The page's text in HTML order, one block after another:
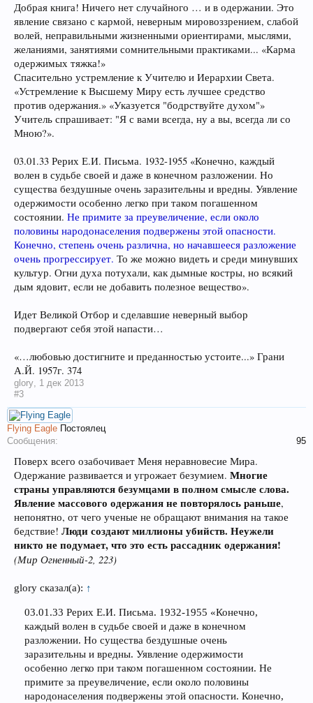
Добрая книга! Ничего нет случайного … и в одержании. Это
явление связано с кармой, неверным мировоззрением, слабой
волей, неправильными жизненными ориентирами, мыслями,
желаниями, занятиями сомнительными практиками... «Карма
одержимых тяжка!»
Спасительно устремление к Учителю и Иерархии Света.
«Устремление к Высшему Миру есть лучшее средство
против одержания.» «Указуется "бодрствуйте духом"»
Учитель спрашивает: "Я с вами всегда, ну а вы, всегда ли со
Мною?».
03.01.33 Рерих Е.И. Письма. 1932-1955 «Конечно, каждый
волен в судьбе своей и даже в конечном разложении. Но
существа бездушные очень заразительны и вредны. Уявление
одержимости особенно легко при таком погашенном
состоянии. Не примите за преувеличение, если около
половины народонаселения подвержены этой опасности.
Конечно, степень очень различна, но начавшееся разложение
очень прогрессирует. То же можно видеть и среди минувших
культур. Огни духа потухали, как дымные костры, но всякий
дым ядовит, если не добавить полезное вещество».
Идет Великой Отбор и сделавшие неверный выбор
подвергают себя этой напасти…
«…любовью достигните и преданностью устоите...» Грани
А.Й. 1957г. 374
glory, 1 дек 2013
#3
Flying Eagle Постоялец
Сообщения:
95
Поверх всего озабочивает Меня неравновесие Мира.
Одержание развивается и угрожает безумием. Многие
страны управляются безумцами в полном смысле слова.
Явление массового одержания не повторялось раньше,
непонятно, от чего ученые не обращают внимания на такое
бедствие! Люди создают миллионы убийств. Неужели
никто не подумает, что это есть рассадник одержания!
(Мир Огненный-2, 223)
glory сказал(а): ↑
03.01.33 Рерих Е.И. Письма. 1932-1955 «Конечно,
каждый волен в судьбе своей и даже в конечном
разложении. Но существа бездушные очень
заразительны и вредны. Уявление одержимости
особенно легко при таком погашенном состоянии. Не
примите за преувеличение, если около половины
народонаселения подвержены этой опасности. Конечно,